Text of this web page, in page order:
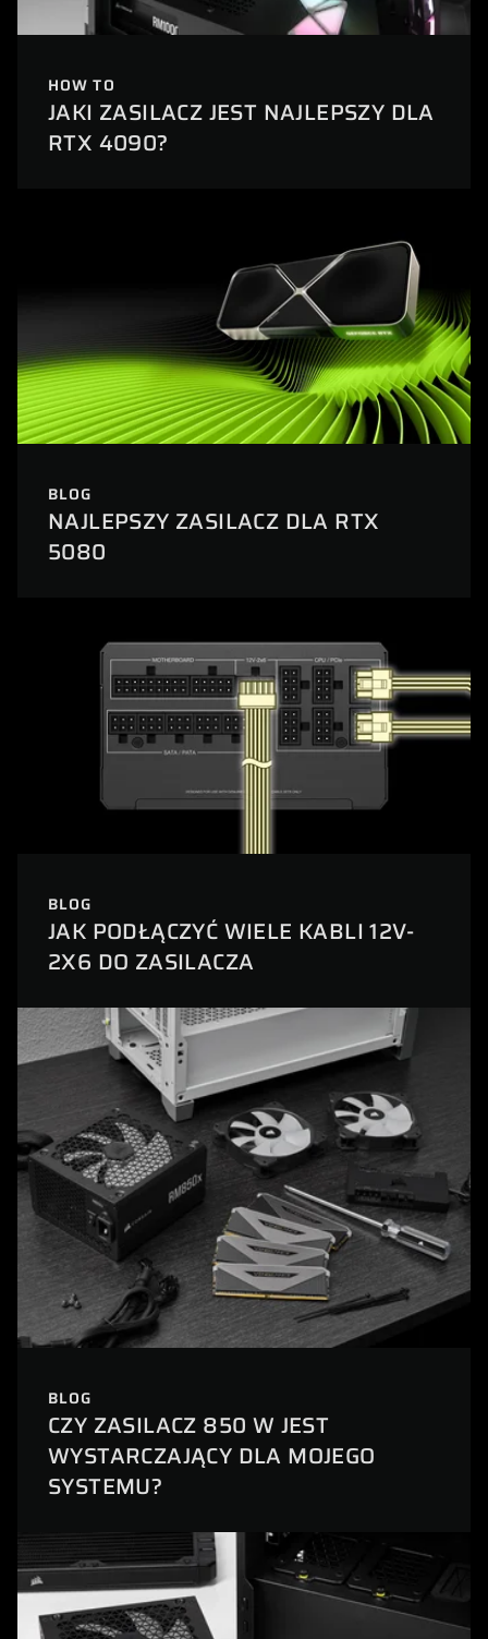
HOW TO
JAKI ZASILACZ JEST NAJLEPSZY DLA
RTX 4090?
BLOG
NAJLEPSZY ZASILACZ DLA RTX
5080
BLOG
JAK PODŁĄCZYĆ WIELE KABLI 12V-
2X6 DO ZASILACZA
BLOG
CZY ZASILACZ 850 W JEST
WYSTARCZAJĄCY DLA MOJEGO
SYSTEMU?